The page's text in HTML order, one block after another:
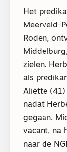
Het
Meerveld-
Roden,
zielen.
als
Aliëtte (41)
nadat
gegaan.
vacant, na
naar de